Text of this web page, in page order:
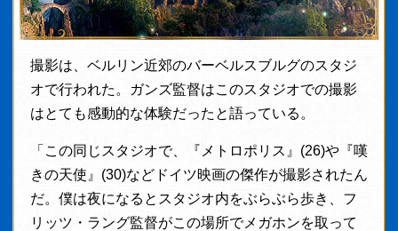
撮影は、ベルリン近郊のバーベルスブルグのスタジ
オで行われた。ガンズ監督はこのスタジオでの撮影
はとても感動的な体験だったと語っている。
「この同じスタジオで、『メトロポリス』(26)や『嘆
きの天使』(30)などドイツ映画の傑作が撮影されたん
だ。僕は夜になるとスタジオ内をぶらぶら歩き、フ
リッツ・ラング監督がこの場所でメガホンを取って